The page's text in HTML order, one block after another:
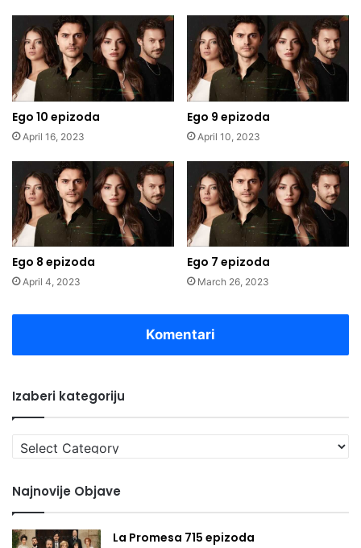
Ego 10 epizoda
April 16, 2023
Ego 9 epizoda
April 10, 2023
Ego 8 epizoda
April 4, 2023
Ego 7 epizoda
March 26, 2023
Komentari
Izaberi kategoriju
Izaberi
kategoriju
Najnovije Objave
La Promesa 715 epizoda